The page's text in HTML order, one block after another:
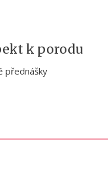
k porodu
přednášky